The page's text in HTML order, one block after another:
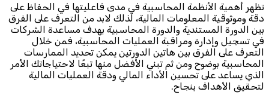
تظهر أهمية الأنظمة المحاسبية في مدى فاعليتها في الحفاظ على
دقة وموثوقية المعلومات المالية، لذلك لابد من التعرف على الفرق
بين الدورة المستندية والدورة المحاسبية بهدف مساعدة الشركات
في تسجيل وإدارة ومراقبة العمليات المحاسبية، فمن خلال
التعرف على الفرق بين هاتين الدورتين يمكن تحديد الممارسات
المحاسبية بوضوح ومن ثم تبني الأفضل منها تبعًا لاحتياجاتك الأمر
الذي يساعد على تحسين الأداء المالي ودقة العمليات المالية
لتحقيق الأهداف بنجاح.